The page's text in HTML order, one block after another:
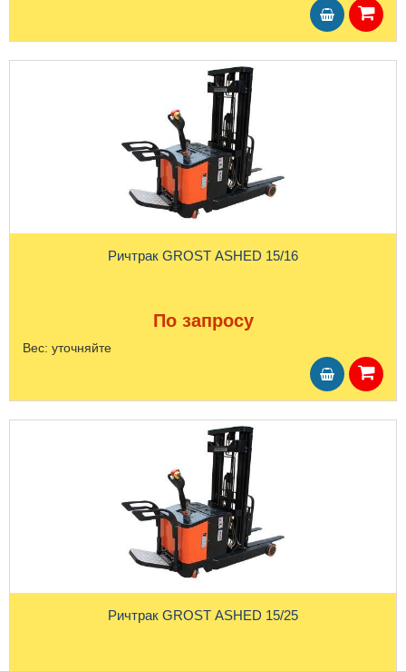
Ричтрак GROST ASHED 15/16
По запросу
Вес: уточняйте
Ричтрак GROST ASHED 15/25